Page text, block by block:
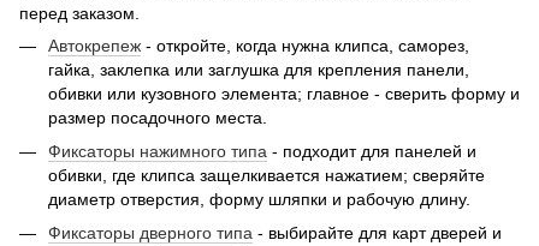
перед заказом.
Автокрепеж - откройте, когда нужна клипса, саморез,
гайка, заклепка или заглушка для крепления панели,
обивки или кузовного элемента; главное - сверить форму и
размер посадочного места.
Фиксаторы нажимного типа - подходит для панелей и
обивки, где клипса защелкивается нажатием; сверяйте
диаметр отверстия, форму шляпки и рабочую длину.
Фиксаторы дверного типа - выбирайте для карт дверей и